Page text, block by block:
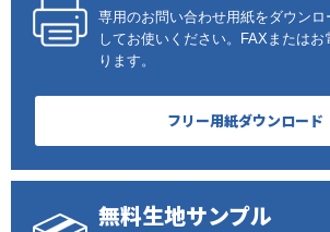
専用のお問い合わせ用紙をダウン
してお使いください。FAXまたは
ります。
フリー用紙ダウンロード
無料生地サンプル